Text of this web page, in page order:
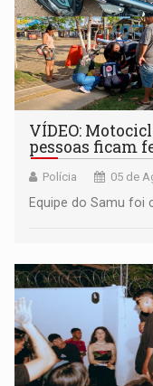
VÍDEO:
pessoas ficam
Polícia 05 de
Equipe do Samu foi